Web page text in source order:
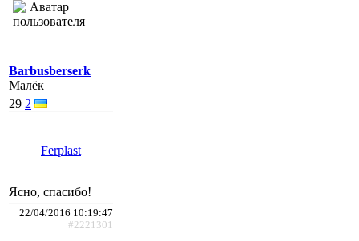
Barbusberserk
Малёк
29 2
Ferplast
Ясно, спасибо!
22/04/2016 10:19:47
#2221301